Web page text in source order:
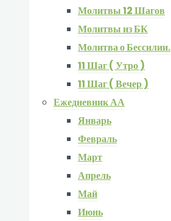
Молитвы 12 Шагов
Молитвы из БК
Молитва о Бессилии.
11 Шаг ( Утро )
11 Шаг ( Вечер )
Ежедневник АА
Январь
Февраль
Март
Апрель
Май
Июнь